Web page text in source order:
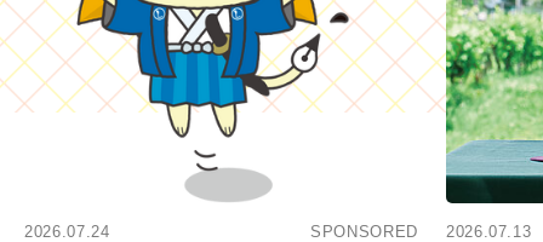
2026.07.24 SPONSORED 2026.07.13